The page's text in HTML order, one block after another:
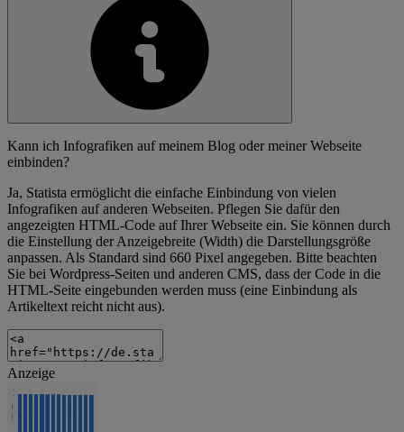
Kann ich Infografiken auf meinem Blog oder meiner Webseite
einbinden?
Ja, Statista ermöglicht die einfache Einbindung von vielen
Infografiken auf anderen Webseiten. Pflegen Sie dafür den
angezeigten HTML-Code auf Ihrer Webseite ein. Sie können durch
die Einstellung der Anzeigebreite (Width) die Darstellungsgröße
anpassen. Als Standard sind 660 Pixel angegeben. Bitte beachten
Sie bei Wordpress-Seiten und anderen CMS, dass der Code in die
HTML-Seite eingebunden werden muss (eine Einbindung als
Artikeltext reicht nicht aus).
Anzeige